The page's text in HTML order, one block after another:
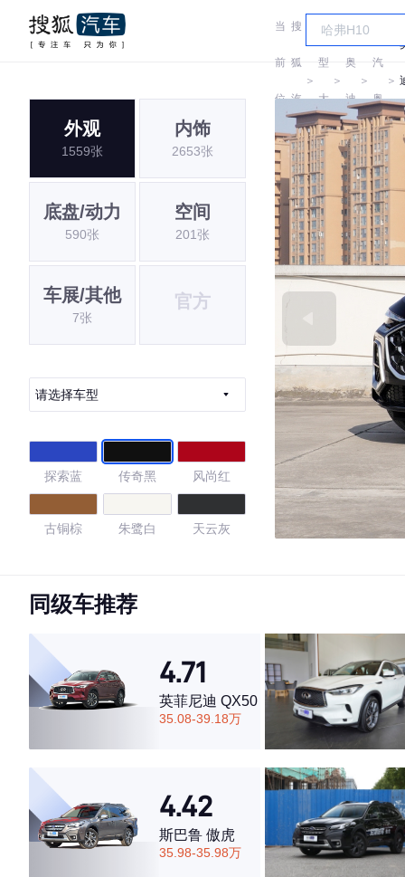
当
前
位
置:
搜
狐
汽
车
＞
车
型
大
全
＞
奥
迪
＞
汽
奥
迪
＞
外观
1559张
内饰
2653张
底盘/动力
590张
空间
201张
车展/其他
7张
官方
请选择车型
探索蓝 传奇黑 风尚红
古铜棕 朱鹭白 天云灰
茉莉白
4.53
·外观表现一般，低于57%同级车
·内饰表现一般，低于85%同级车
·空间表现一般，低于71%同级车
同级车推荐
4.71
英菲尼迪 QX50
35.08-39.18万
4.42
斯巴鲁 傲虎
35.98-35.98万